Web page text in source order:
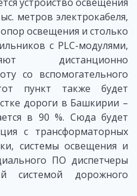
метров электрокабеля,
освещения и столько
с PLC-модулями,
дистанционно
со вспомогательного
пункт также будет
дороги в Башкирии –
в 90 %. Сюда будет
с трансформаторных
системы освещения и
ПО диспетчеры
системой дорожного